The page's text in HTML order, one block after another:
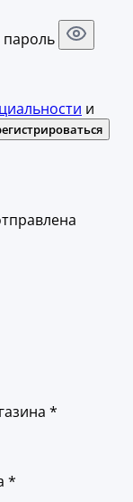
пароль
и
*
*